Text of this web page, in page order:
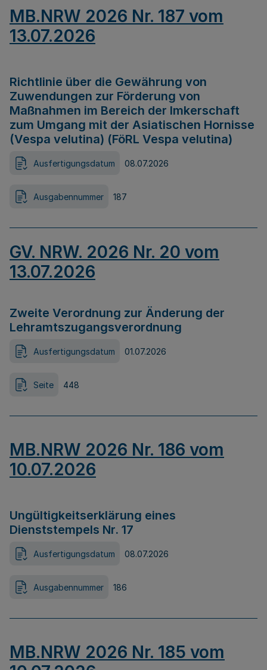
MB.NRW 2026 Nr. 187 vom
13.07.2026
Richtlinie über die Gewährung von
Zuwendungen zur Förderung von
Maßnahmen im Bereich der Imkerschaft
zum Umgang mit der Asiatischen Hornisse
(Vespa velutina) (FöRL Vespa velutina)
Ausfertigungsdatum 08.07.2026
Ausgabennummer 187
GV. NRW. 2026 Nr. 20 vom
13.07.2026
Zweite Verordnung zur Änderung der
Lehramtszugangsverordnung
Ausfertigungsdatum 01.07.2026
Seite 448
MB.NRW 2026 Nr. 186 vom
10.07.2026
Ungültigkeitserklärung eines
Dienststempels Nr. 17
Ausfertigungsdatum 08.07.2026
Ausgabennummer 186
MB.NRW 2026 Nr. 185 vom